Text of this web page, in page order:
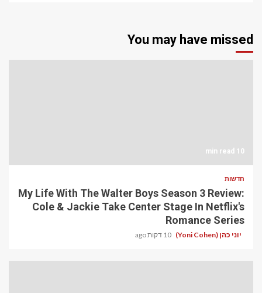
You may have missed
10 min read
חדשות
My Life With The Walter Boys Season 3 Review:
Cole & Jackie Take Center Stage In Netflix's
Romance Series
יוני כהן (Yoni Cohen) 10 דקות ago